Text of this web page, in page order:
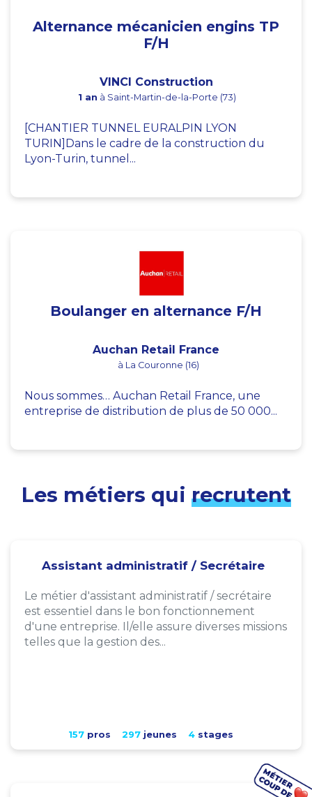
Alternance mécanicien engins TP
F/H
VINCI Construction
1 an à Saint-Martin-de-la-Porte (73)
[CHANTIER TUNNEL EURALPIN LYON
TURIN]Dans le cadre de la construction du
Lyon-Turin, tunnel...
Boulanger en alternance F/H
Auchan Retail France
à La Couronne (16)
Nous sommes… Auchan Retail France, une
entreprise de distribution de plus de 50 000...
Les métiers qui recrutent
Assistant administratif / Secrétaire
Le métier d'assistant administratif / secrétaire
est essentiel dans le bon fonctionnement
d'une entreprise. Il/elle assure diverses missions
telles que la gestion des...
157pros 297jeunes 4stages